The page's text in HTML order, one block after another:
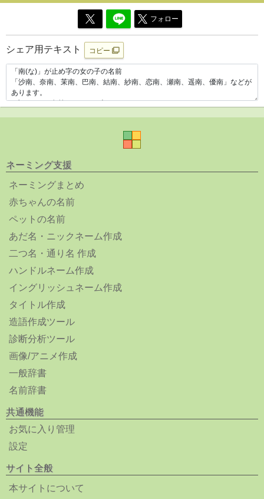
フォロー
シェア用テキスト コピー
ネーミング支援
ネーミングまとめ
赤ちゃんの名前
ペットの名前
あだ名・ニックネーム作成
二つ名・通り名 作成
ハンドルネーム作成
イングリッシュネーム作成
タイトル作成
造語作成ツール
診断分析ツール
画像/アニメ作成
一般辞書
名前辞書
共通機能
お気に入り管理
設定
サイト全般
本サイトについて